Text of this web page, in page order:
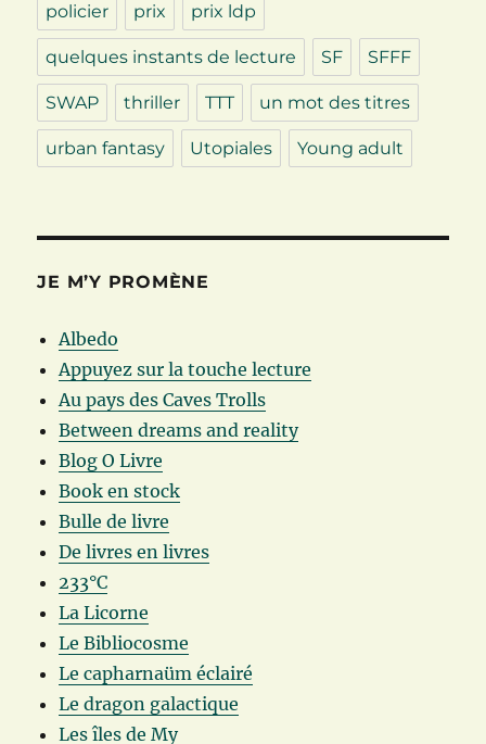
policier prix prix ldp
quelques instants de lecture SF SFFF
SWAP thriller TTT un mot des titres
urban fantasy Utopiales Young adult
JE M’Y PROMÈNE
Albedo
Appuyez sur la touche lecture
Au pays des Caves Trolls
Between dreams and reality
Blog O Livre
Book en stock
Bulle de livre
De livres en livres
233°C
La Licorne
Le Bibliocosme
Le capharnaüm éclairé
Le dragon galactique
Les îles de My